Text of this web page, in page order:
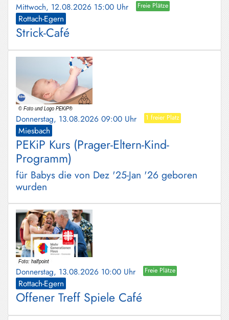
Mittwoch, 12.08.2026 15:00 Uhr Freie Plätze
Rottach-Egern
Strick-Café
Donnerstag, 13.08.2026 09:00 Uhr 1 freier Platz
Miesbach
PEKiP Kurs (Prager-Eltern-Kind-
Programm)
für Babys die von Dez '25-Jan '26 geboren
wurden
Donnerstag, 13.08.2026 10:00 Uhr Freie Plätze
Rottach-Egern
Offener Treff Spiele Café